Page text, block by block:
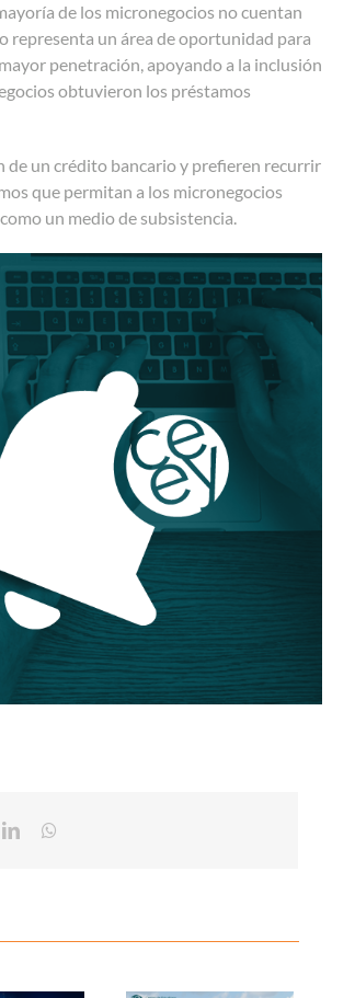
de los micronegocios no cuentan
representa un área de oportunidad para
penetración, apoyando a la inclusión
obtuvieron los préstamos
de un crédito bancario y prefieren recurrir
que permitan a los micronegocios
un medio de subsistencia.
Linkedin